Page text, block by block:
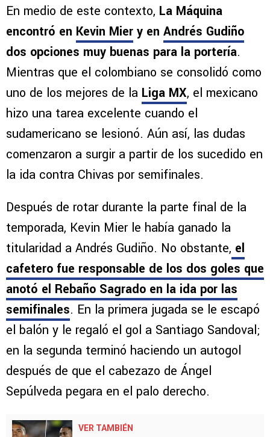
En medio de este contexto, La Máquina
encontró en Kevin Mier y en Andrés Gudiño
dos opciones muy buenas para la portería.
Mientras que el colombiano se consolidó como
uno de los mejores de la Liga MX, el mexicano
hizo una tarea excelente cuando el
sudamericano se lesionó. Aún así, las dudas
comenzaron a surgir a partir de los sucedido en
la ida contra Chivas por semifinales.
Después de rotar durante la parte final de la
temporada, Kevin Mier le había ganado la
titularidad a Andrés Gudiño. No obstante, el
cafetero fue responsable de los dos goles que
anotó el Rebaño Sagrado en la ida por las
semifinales. En la primera jugada se le escapó
el balón y le regaló el gol a Santiago Sandoval;
en la segunda terminó haciendo un autogol
después de que el cabezazo de Ángel
Sepúlveda pegara en el palo derecho.
VER TAMBIÉN